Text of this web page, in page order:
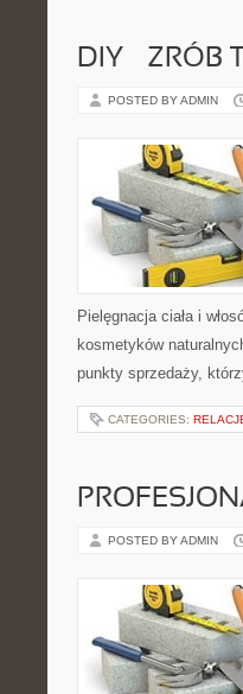
DIY – ZRÓB
POSTED BY ADMIN
Pielęgnacja ciała i
kosmetyków
punkty sprzedaży,
CATEGORIES:
POSTED BY ADMIN